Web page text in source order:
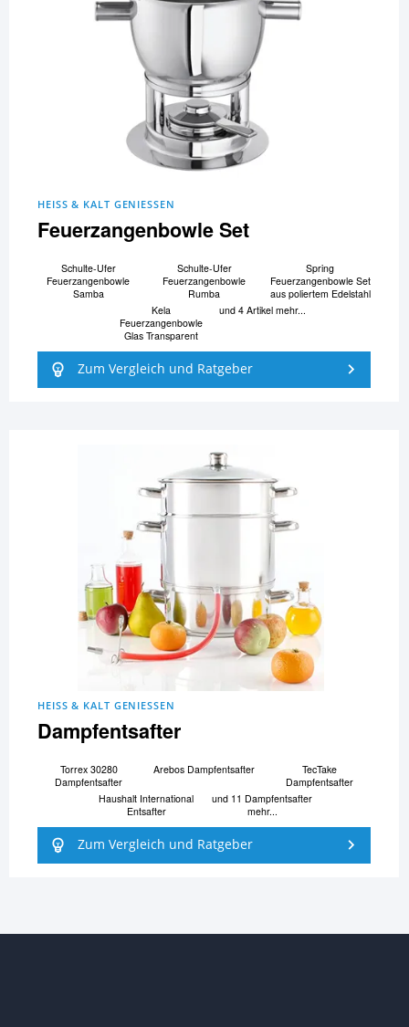
HEISS & KALT GENIESSEN
Feuerzangenbowle Set
Schulte-Ufer
Feuerzangenbowle
Samba
Schulte-Ufer
Feuerzangenbowle
Rumba
Spring
Feuerzangenbowle Set
aus poliertem Edelstahl
Kela
Feuerzangenbowle
Glas Transparent
und 4 Artikel mehr...
Zum Vergleich und Ratgeber
HEISS & KALT GENIESSEN
Dampfentsafter
Torrex 30280
Dampfentsafter
Arebos Dampfentsafter
TecTake
Dampfentsafter
Haushalt International
Entsafter
und 11 Dampfentsafter
mehr...
Zum Vergleich und Ratgeber